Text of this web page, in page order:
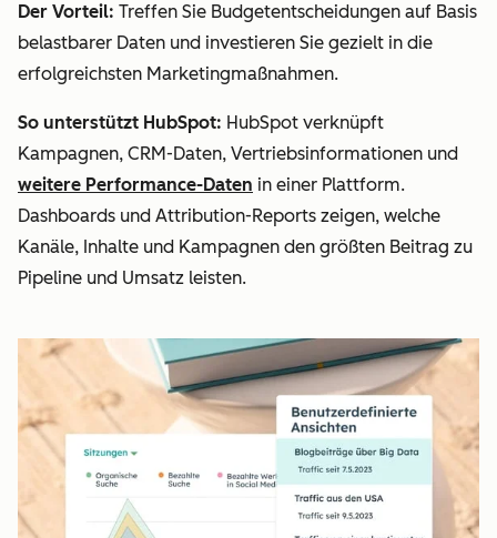
Der Vorteil: Treffen Sie Budgetentscheidungen auf Basis
belastbarer Daten und investieren Sie gezielt in die
erfolgreichsten Marketingmaßnahmen.
So unterstützt HubSpot: HubSpot verknüpft
Kampagnen, CRM-Daten, Vertriebsinformationen und
weitere Performance-Daten in einer Plattform.
Dashboards und Attribution-Reports zeigen, welche
Kanäle, Inhalte und Kampagnen den größten Beitrag zu
Pipeline und Umsatz leisten.